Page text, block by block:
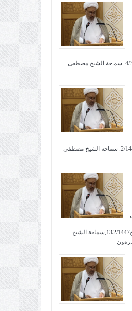
بتاريخ4/3/1447. سماحة الشيخ مصطفى
بتاريخ 27 2/1447. سماحة الشيخ مصطفى
الناس.بتاريخ13/2/1447,سماحة الشيخ